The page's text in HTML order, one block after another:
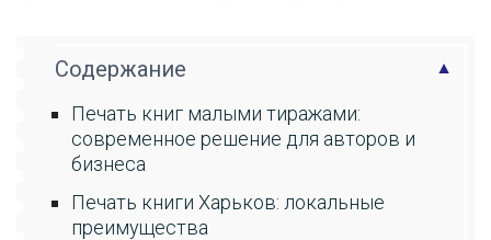
Содержание
Печать книг малыми тиражами:
современное решение для авторов и
бизнеса
Печать книги Харьков: локальные
преимущества